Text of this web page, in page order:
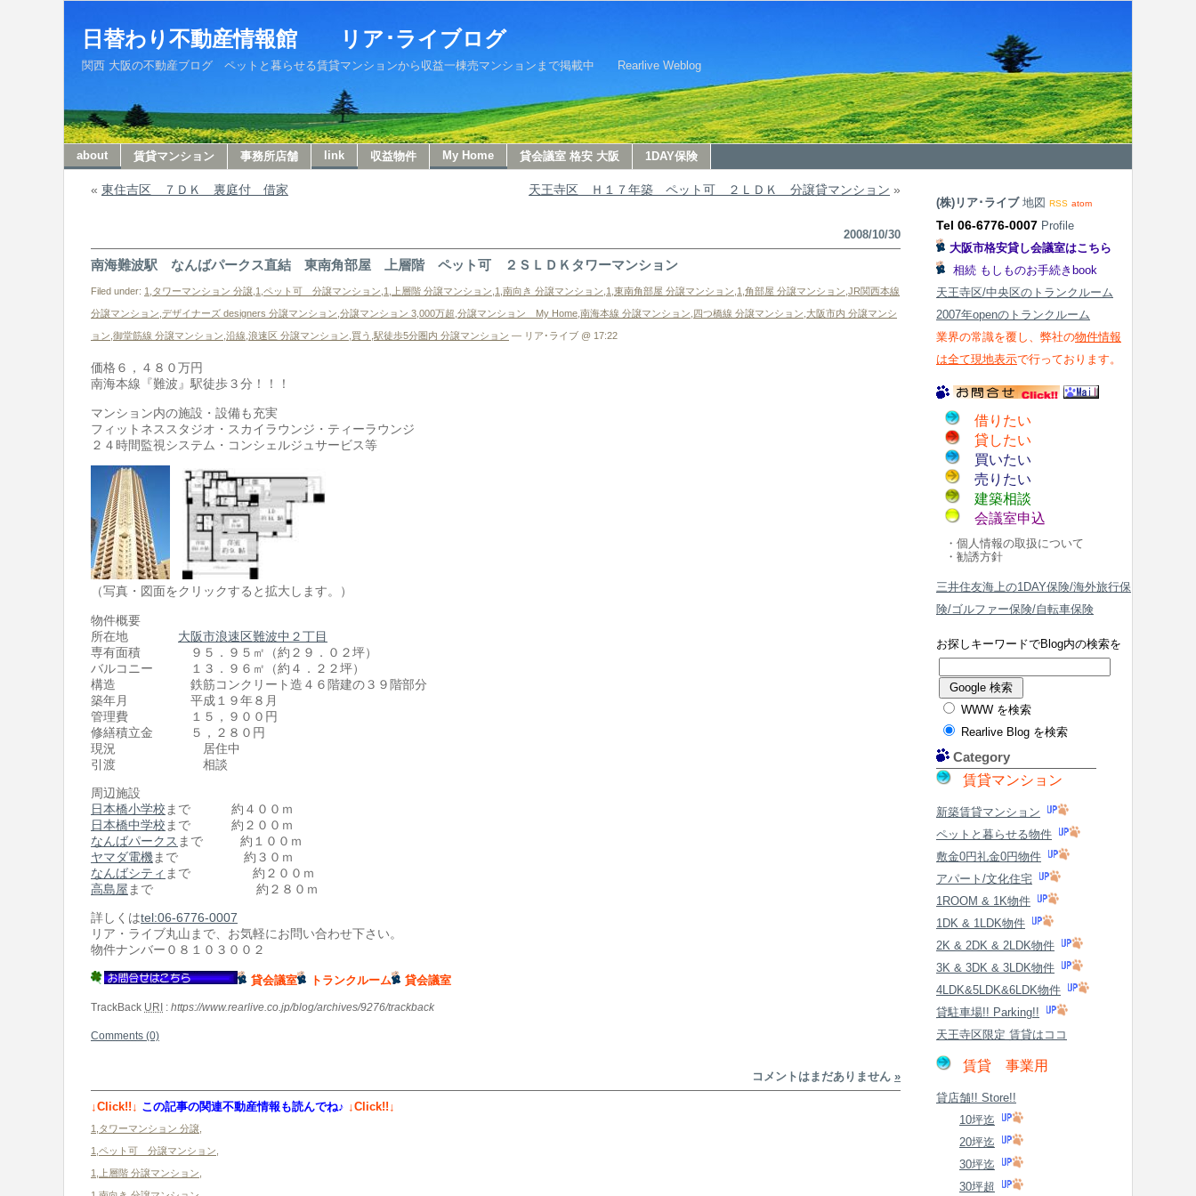
日替わり不動産情報館 リア･ライブログ
関西 大阪の不動産ブログ ペットと暮らせる賃貸マンションから収益一棟売マンションまで掲載中 Rearlive Weblog
about 賃貸マンション 事務所店舗 link 収益物件 My Home 貸会議室 格安 大阪 1DAY保険
« 東住吉区 ７ＤＫ 裏庭付 借家 天王寺区 Ｈ１７年築 ペット可 ２ＬＤＫ 分譲貸マンション »
2008/10/30
南海難波駅 なんばパークス直結 東南角部屋 上層階 ペット可 ２ＳＬＤＫタワーマンション
Filed under: 1,タワーマンション 分譲 1,ペット可 分譲マンション 1,上層階 分譲マンション 1,南向き 分譲マンション 1,東南角部屋 分譲マンション 1,角部屋 分譲マンション JR関西本線
分譲マンション デザイナーズ designers 分譲マンション 分譲マンション 3,000万超 分譲マンション My Home 南海本線 分譲マンション 四つ橋線 分譲マンション 大阪市内 分譲マンシ
ョン 御堂筋線 分譲マンション 沿線 浪速区 分譲マンション 買う 駅徒歩5分圏内 分譲マンション — リア･ライブ @ 17:22
価格６，４８０万円
南海本線『難波』駅徒歩３分！！！
マンション内の施設・設備も充実
フィットネススタジオ・スカイラウンジ・ティーラウンジ
２４時間監視システム・コンシェルジュサービス等
（写真・図面をクリックすると拡大します。）
物件概要
所在地 大阪市浪速区難波中２丁目
専有面積 ９５．９５㎡（約２９．０２坪）
バルコニー １３．９６㎡（約４．２２坪）
構造 鉄筋コンクリート造４６階建の３９階部分
築年月 平成１９年８月
管理費 １５，９００円
修繕積立金 ５，２８０円
現況 居住中
引渡 相談
周辺施設
日本橋小学校 まで 約４００ｍ
日本橋中学校 まで 約２００ｍ
なんばパークス まで 約１００ｍ
ヤマダ電機 まで 約３０ｍ
なんばシティ まで 約２００ｍ
高島屋 まで 約２８０ｍ
詳しくはtel:06-6776-0007
リア・ライブ丸山まで、お気軽にお問い合わせ下さい。
物件ナンバー０８１０３００２
貸会議室 トランクルーム 貸会議室
TrackBack URI : https://www.rearlive.co.jp/blog/archives/9276/trackback
Comments (0)
コメントはまだありません »
↓Click!!↓ この記事の関連不動産情報も読んでね♪ ↓Click!!↓
1,タワーマンション 分譲
1,ペット可 分譲マンション
1,上層階 分譲マンション
(株)リア･ライブ 地図 RSS atom
Tel 06-6776-0007 Profile
大阪市格安貸し会議室はこちら
相続 もしものお手続きbook
天王寺区/中央区のトランクルーム
2007年openのトランクルーム
業界の常識を覆し、弊社の物件情報
は全て現地表示で行っております。
借りたい
貸したい
買いたい
売りたい
建築相談
会議室申込
・個人情報の取扱について
・勧誘方針
三井住友海上の1DAY保険/海外旅行保
険/ゴルファー保険/自転車保険
お探しキーワードでBlog内の検索を
WWW を検索
Rearlive Blog を検索
Category
賃貸マンション
新築賃貸マンション
ペットと暮らせる物件
敷金0円礼金0円物件
アパート/文化住宅
1ROOM & 1K物件
1DK & 1LDK物件
2K & 2DK & 2LDK物件
3K & 3DK & 3LDK物件
4LDK&5LDK&6LDK物件
貸駐車場!! Parking!!
天王寺区限定 賃貸はココ
賃貸 事業用
貸店舗!! Store!!
10坪迄
20坪迄
30坪迄
30坪超